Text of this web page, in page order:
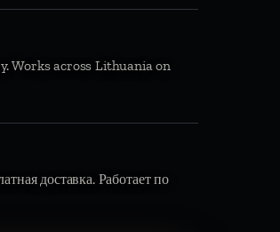
Works across Lithuania on
доставка. Работает по